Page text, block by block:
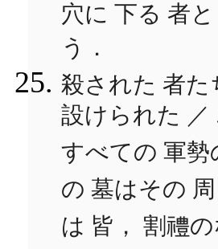
穴に 下る 者
う．
殺された 者た
設けられた
すべての 軍
の 墓はその
は 皆， 割禮